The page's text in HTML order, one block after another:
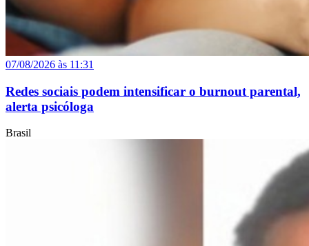
07/08/2026 às 11:31
Redes sociais podem intensificar o burnout parental,
alerta psicóloga
Brasil